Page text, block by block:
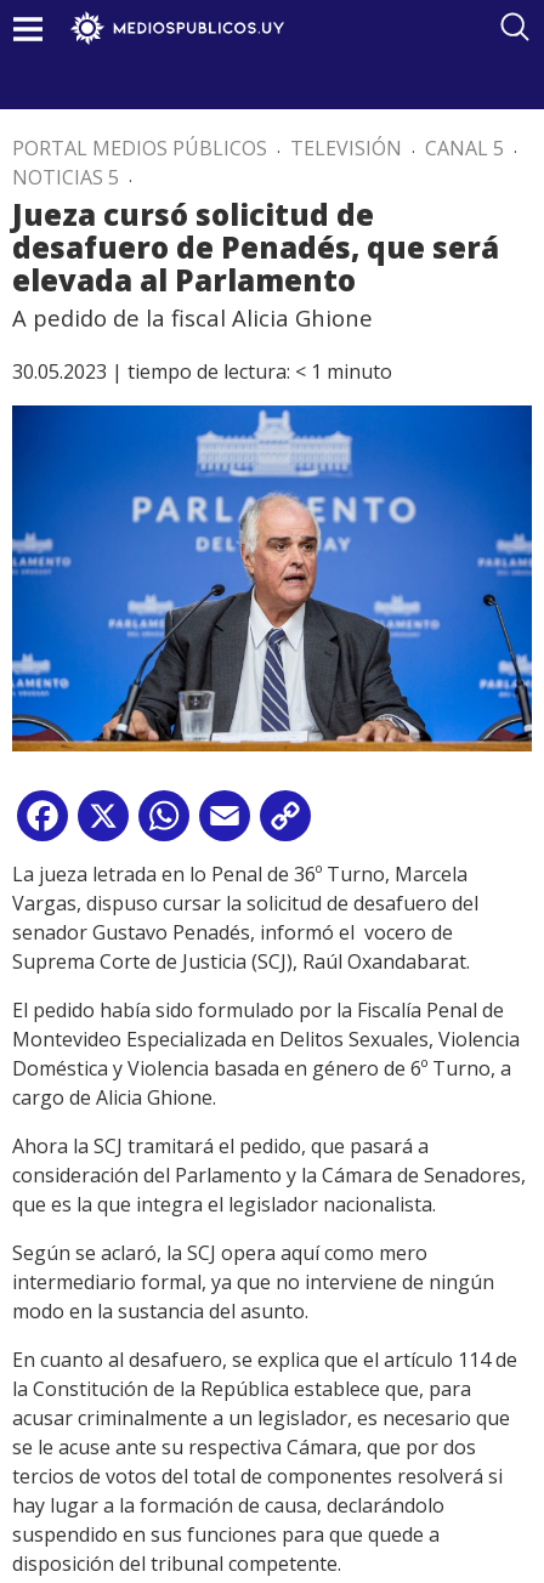
PORTAL MEDIOS PÚBLICOS . TELEVISIÓN . CANAL 5 .
NOTICIAS 5 .
Jueza cursó solicitud de
desafuero de Penadés, que será
elevada al Parlamento
A pedido de la fiscal Alicia Ghione
30.05.2023 | tiempo de lectura: < 1 minuto
Facebook
X WhatsApp
Email
Link
La jueza letrada en lo Penal de 36º Turno, Marcela
Vargas, dispuso cursar la solicitud de desafuero del
senador Gustavo Penadés, informó el vocero de
Suprema Corte de Justicia (SCJ), Raúl Oxandabarat.
El pedido había sido formulado por la Fiscalía Penal de
Montevideo Especializada en Delitos Sexuales, Violencia
Doméstica y Violencia basada en género de 6º Turno, a
cargo de Alicia Ghione.
Ahora la SCJ tramitará el pedido, que pasará a
consideración del Parlamento y la Cámara de Senadores,
que es la que integra el legislador nacionalista.
Según se aclaró, la SCJ opera aquí como mero
intermediario formal, ya que no interviene de ningún
modo en la sustancia del asunto.
En cuanto al desafuero, se explica que el artículo 114 de
la Constitución de la República establece que, para
acusar criminalmente a un legislador, es necesario que
se le acuse ante su respectiva Cámara, que por dos
tercios de votos del total de componentes resolverá si
hay lugar a la formación de causa, declarándolo
suspendido en sus funciones para que quede a
disposición del tribunal competente.